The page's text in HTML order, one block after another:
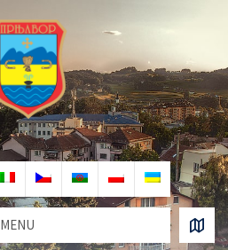
MENU